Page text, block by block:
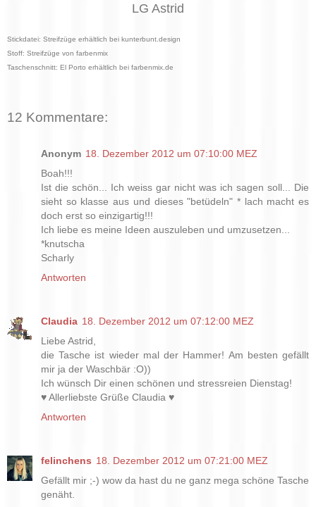
LG Astrid
Stickdatei: Streifzüge erhältlich bei kunterbunt.design
Stoff: Streifzüge von farbenmix
Taschenschnitt: El Porto erhältlich bei farbenmix.de
12 Kommentare:
Anonym 18. Dezember 2012 um 07:10:00 MEZ
Boah!!!
Ist die schön... Ich weiss gar nicht was ich sagen soll... Die
sieht so klasse aus und dieses "betüdeln" * lach macht es
doch erst so einzigartig!!!
Ich liebe es meine Ideen auszuleben und umzusetzen...
*knutscha
Scharly
Antworten
Claudia 18. Dezember 2012 um 07:12:00 MEZ
Liebe Astrid,
die Tasche ist wieder mal der Hammer! Am besten gefällt
mir ja der Waschbär :O))
Ich wünsch Dir einen schönen und stressreien Dienstag!
♥ Allerliebste Grüße Claudia ♥
Antworten
felinchens 18. Dezember 2012 um 07:21:00 MEZ
Gefällt mir ;-) wow da hast du ne ganz mega schöne Tasche
genäht.